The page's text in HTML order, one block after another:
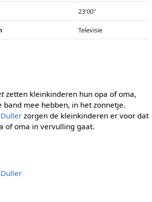
23'00"
Televisie
zetten kleinkinderen hun opa of oma,
band mee hebben, in het zonnetje.
zorgen de kleinkinderen er voor dat
of oma in vervulling gaat.